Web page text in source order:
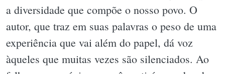
a diversidade que compõe o nosso povo. O
autor, que traz em suas palavras o peso de uma
experiência que vai além do papel, dá voz
àqueles que muitas vezes são silenciados. Ao